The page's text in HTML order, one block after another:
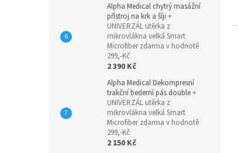
Alpha Medical chytrý masážní
přístroj na krk a šíji +
UNIVERZÁL utěrka z
mikrovlákna velká Smart
Microfiber zdarma v hodnotě
299,-Kč
2 390 Kč
Alpha Medical Dekompresní
trakční bederní pás double+
UNIVERZÁL utěrka z
mikrovlákna velká Smart
Microfiber zdarma v hodnotě
299,-Kč
2 150 Kč